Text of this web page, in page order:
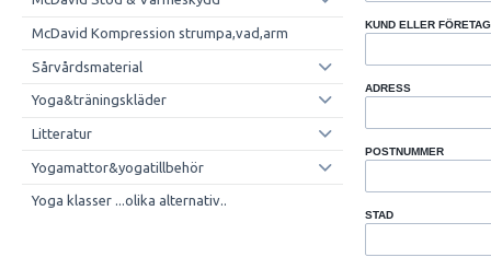
McDavid Kompression strumpa,vad,arm
Sårvårdsmaterial
Yoga&träningskläder
Litteratur
Yogamattor&yogatillbehör
Yoga klasser ...olika alternativ..
KUND ELLER FÖRETAG
ADRESS
POSTNUMMER
STAD